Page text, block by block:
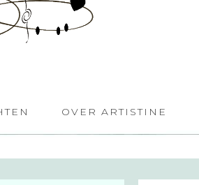
OVER ARTISTINE